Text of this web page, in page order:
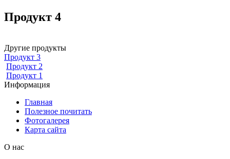
Продукт 4
Другие продукты
Продукт 3
Продукт 2
Продукт 1
Информация
Главная
Полезное почитать
Фотогалерея
Карта сайта
О нас